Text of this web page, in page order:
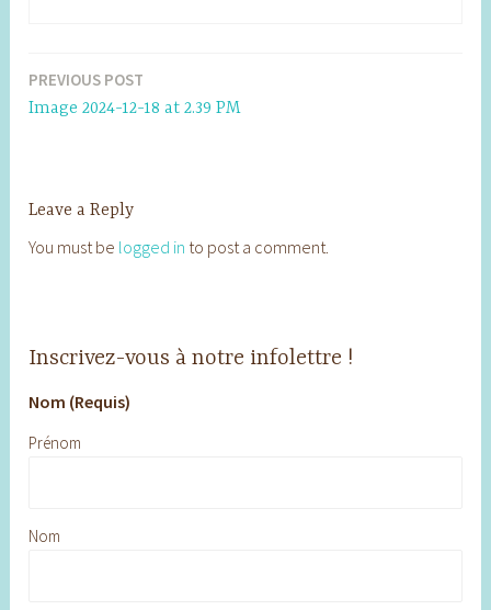
Post
navigation
PREVIOUS POST
Image 2024-12-18 at 2.39 PM
Leave a Reply
You must be logged in to post a comment.
Inscrivez-vous à notre infolettre !
Nom (Requis)
Prénom
Nom